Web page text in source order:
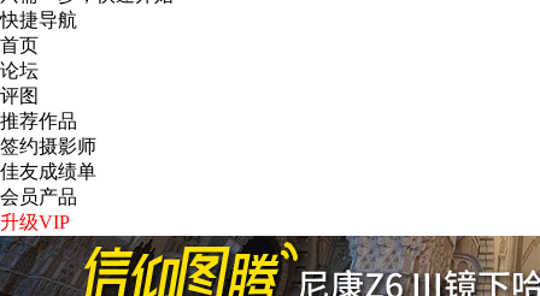
快捷导航
首页
论坛
评图
推荐作品
签约摄影师
佳友成绩单
会员产品
升级VIP